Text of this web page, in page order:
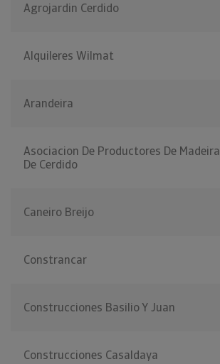
Agrojardin Cerdido
Alquileres Wilmat
Arandeira
Asociacion De Productores De Madeira
De Cerdido
Caneiro Breijo
Constrancar
Construcciones Basilio Y Juan
Construcciones Casaldaya